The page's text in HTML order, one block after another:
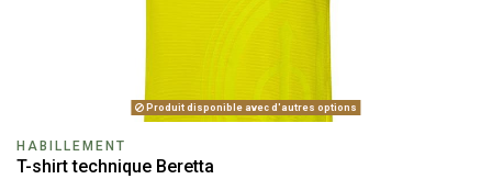
Produit disponible avec d'autres options
HABILLEMENT
T-shirt technique Beretta